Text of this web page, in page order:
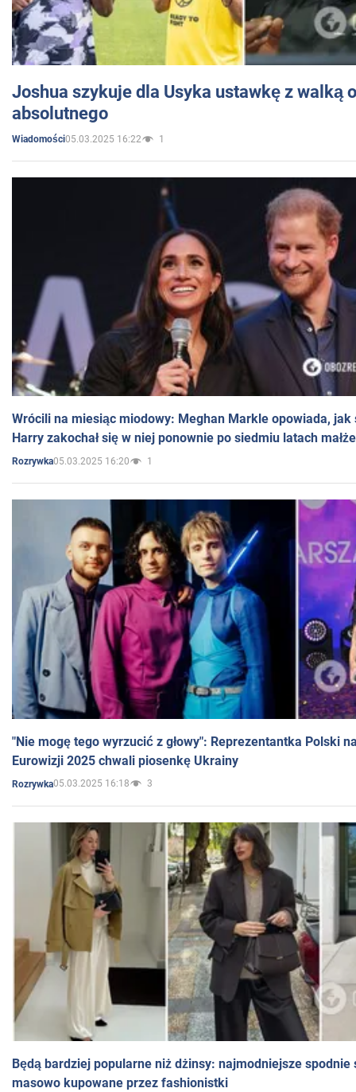
Joshua szykuje dla Usyka ustawkę z walką
absolutnego
Wiadomości05.03.2025 16:22 1
Wrócili na miesiąc miodowy: Meghan Markle opowiada, jak
Harry zakochał się w niej ponownie po siedmiu latach
Rozrywka05.03.2025 16:20 1
"Nie mogę tego wyrzucić z głowy": Reprezentantka Polski
Eurowizji 2025 chwali piosenkę Ukrainy
Rozrywka05.03.2025 16:18 3
Będą bardziej popularne niż dżinsy: najmodniejsze spodnie
masowo kupowane przez fashionistki